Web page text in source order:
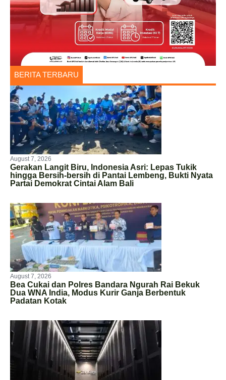
BERITA TERBARU
August 7, 2026
Gerakan Langit Biru, Indonesia Asri: Lepas Tukik
hingga Bersih-bersih di Pantai Lembeng, Bukti Nyata
Partai Demokrat Cintai Alam Bali
August 7, 2026
Bea Cukai dan Polres Bandara Ngurah Rai Bekuk
Dua WNA India, Modus Kurir Ganja Berbentuk
Padatan Kotak